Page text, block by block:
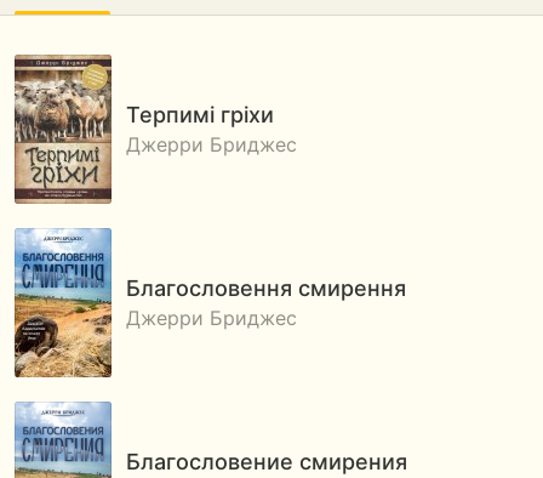
Терпимі гріхи
Джерри Бриджес
Благословення смирення
Джерри Бриджес
Благословение смирения